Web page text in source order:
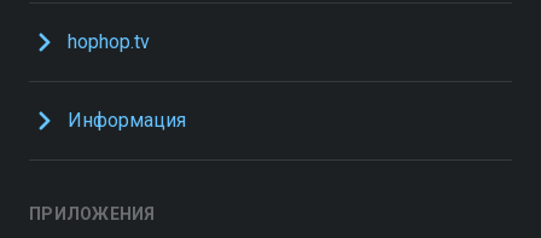
hophop.tv
Информация
ПРИЛОЖЕНИЯ